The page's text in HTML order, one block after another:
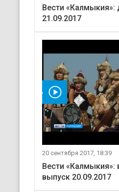
Вести «Калмыкия»:
21.09.2017
видео
20 сентября 2017, 18:39
Вести «Калмыкия»:
выпуск 20.09.2017